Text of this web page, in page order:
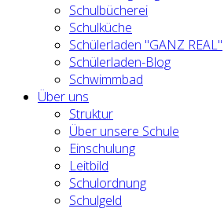
Schulbücherei
Schulküche
Schülerladen "GANZ REAL"
Schülerladen-Blog
Schwimmbad
Über uns
Struktur
Über unsere Schule
Einschulung
Leitbild
Schulordnung
Schulgeld